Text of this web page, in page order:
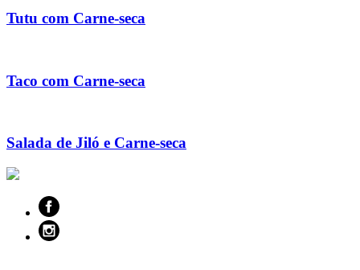
Tutu com Carne-seca
Taco com Carne-seca
Salada de Jiló e Carne-seca